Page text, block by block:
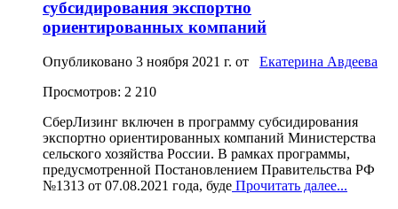
субсидирования экспортно
ориентированных компаний
Опубликовано 3 ноября 2021 г. от Екатерина Авдеева
Просмотров: 2 210
СберЛизинг включен в программу субсидирования
экспортно ориентированных компаний Министерства
сельского хозяйства России. В рамках программы,
предусмотренной Постановлением Правительства РФ
№1313 от 07.08.2021 года, буде Прочитать далее...